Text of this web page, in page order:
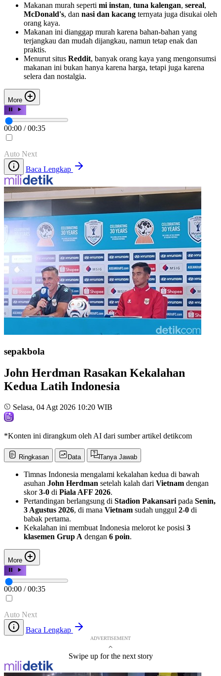
Makanan murah seperti mi instan, tuna kalengan, sereal,
McDonald's, dan nasi dan kacang ternyata juga disukai oleh
orang kaya.
Makanan ini dianggap murah karena bahan-bahan yang
terjangkau dan mudah dijangkau, namun tetap enak dan
praktis.
Menurut situs Reddit, banyak orang kaya yang mengonsumsi
makanan ini bukan hanya karena harga, tetapi juga karena
selera dan nostalgia.
More
00:00 /00:35
Auto Next
Baca Lengkap
sepakbola
John Herdman Rasakan Kekalahan
Kedua Latih Indonesia
Selasa, 04 Agt 2026 10:20 WIB
*Konten ini dirangkum oleh AI dari sumber artikel detikcom
Ringkasan Data Tanya Jawab
Timnas Indonesia mengalami kekalahan kedua di bawah
asuhan John Herdman setelah kalah dari Vietnam dengan
skor3-0 di Piala AFF 2026.
Pertandingan berlangsung di Stadion Pakansari pada Senin,
3 Agustus 2026, di mana Vietnam sudah unggul 2-0 di
babak pertama.
Kekalahan ini membuat Indonesia melorot ke posisi 3
klasemen Grup A dengan 6 poin.
More
00:00 /00:35
Auto Next
Baca Lengkap
ADVERTISEMENT
Swipe up for the next story